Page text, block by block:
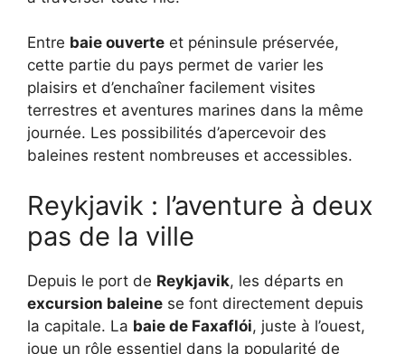
Entre baie ouverte et péninsule préservée,
cette partie du pays permet de varier les
plaisirs et d’enchaîner facilement visites
terrestres et aventures marines dans la même
journée. Les possibilités d’apercevoir des
baleines restent nombreuses et accessibles.
Reykjavik : l’aventure à deux
pas de la ville
Depuis le port de Reykjavik, les départs en
excursion baleine se font directement depuis
la capitale. La baie de Faxaflói, juste à l’ouest,
joue un rôle essentiel dans la popularité de